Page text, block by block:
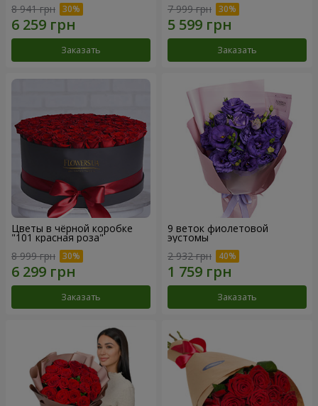
8 941 грн
Заказать
7 999 грн
Заказать
Цветы в чёрной коробке
"101 красная роза"
8 999 грн
Заказать
9 веток фиолетовой
эустомы
2 932 грн
Заказать